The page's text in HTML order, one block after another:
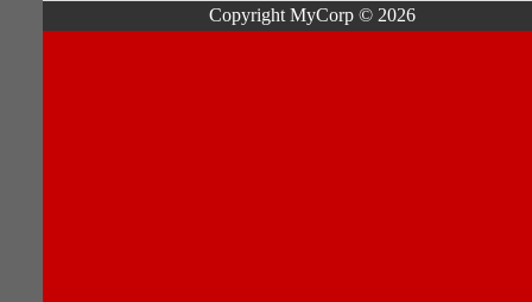
Copyright MyCorp © 2026